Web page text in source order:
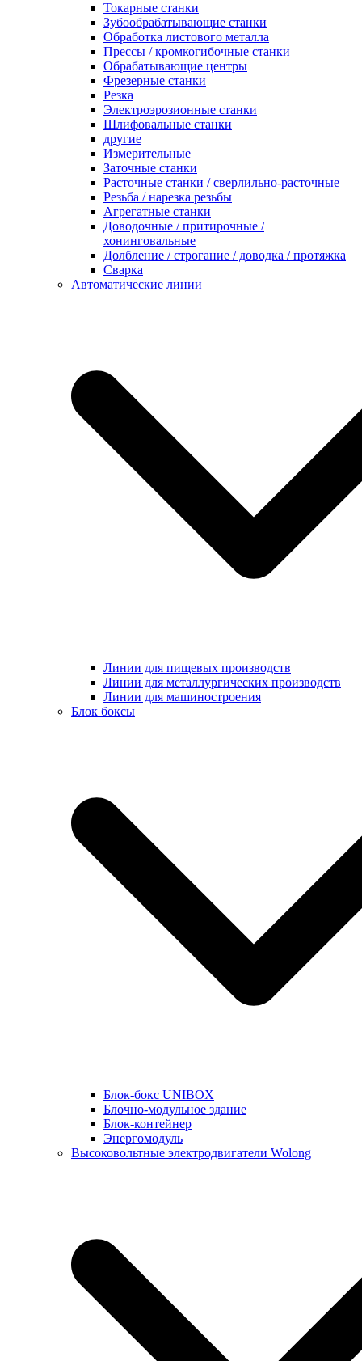
Токарные станки
Зубообрабатывающие станки
Обработка листового металла
Прессы / кромкогибочные станки
Обрабатывающие центры
Фрезерные станки
Резка
Электроэрозионные станки
Шлифовальные станки
другие
Измерительные
Заточные станки
Расточные станки / сверлильно-расточные
Резьба / нарезка резьбы
Агрегатные станки
Доводочные / притирочные /
хонинговальные
Долбление / строгание / доводка / протяжка
Сварка
Автоматические линии
Линии для пищевых производств
Линии для металлургических производств
Линии для машиностроения
Блок боксы
Блок-бокс UNIBOX
Блочно-модульное здание
Блок-контейнер
Энергомодуль
Высоковольтные электродвигатели Wolong